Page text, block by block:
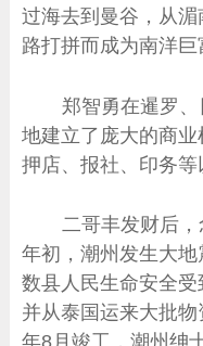
过海去到曼谷，从湄
路打拼而成为南洋巨
郑智勇在暹罗
地建立了庞大的商
押店、报社、印务等
二哥丰发财后
年初，潮州发生大
数县人民生命安全
并从泰国运来大批
年8月竣工，潮州绅